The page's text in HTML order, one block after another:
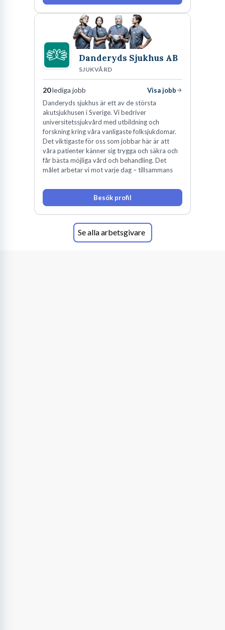
Danderyds Sjukhus AB
SJUKVÅRD
20lediga jobb
Visa jobb
Danderyds sjukhus är ett av de största
akutsjukhusen i Sverige. Vi bedriver
universitetssjukvård med utbildning och
forskning kring våra vanligaste folksjukdomar.
Det viktigaste för oss som jobbar här är att
våra patienter känner sig trygga och säkra och
får bästa möjliga vård och behandling. Det
målet arbetar vi mot varje dag – tillsammans
Besök profil
Se alla arbetsgivare